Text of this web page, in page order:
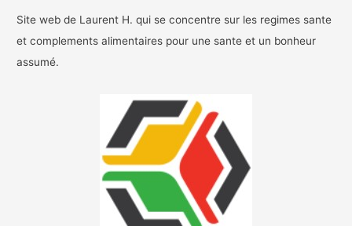
Site web de Laurent H. qui se concentre sur les regimes sante
et complements alimentaires pour une sante et un bonheur
assumé.